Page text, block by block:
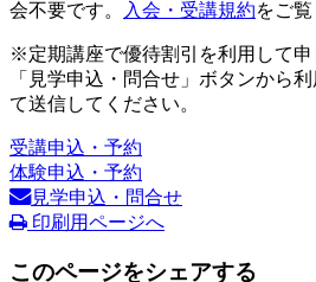
会不要です。
入会・受講規約をご覧
※定期講座で優待割引を利用して申
「見学申込・問合せ」ボタンから
て送信してください。
受講申込・予約
体験申込・予約
見学申込・問合せ
印刷用ページへ
このページをシェアする